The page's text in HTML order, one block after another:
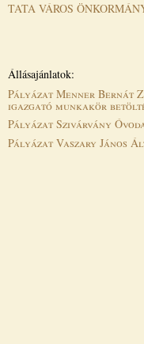
TATA VÁROS
Állásajánlatok:
Pályázat Menner Bernát
igazgató munkakör
Pályázat Szivárvány
Pályázat Vaszary János